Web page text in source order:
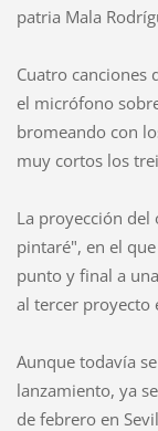
patria Mala
Cuatro canciones
el micrófono
bromeando con
muy cortos los
La proyección
pintaré", en el
punto y final a
al tercer proyecto
Aunque todavía
lanzamiento, ya
de febrero en